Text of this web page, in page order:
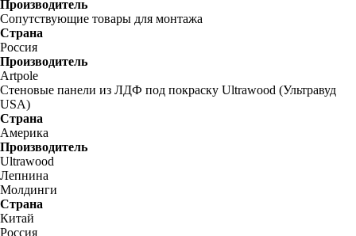
Производитель
Сопутствующие товары для монтажа
Страна
Россия
Производитель
Artpole
Стеновые панели из ЛДФ под покраску Ultrawood (Ультравуд
USA)
Страна
Америка
Производитель
Ultrawood
Лепнина
Молдинги
Страна
Китай
Россия